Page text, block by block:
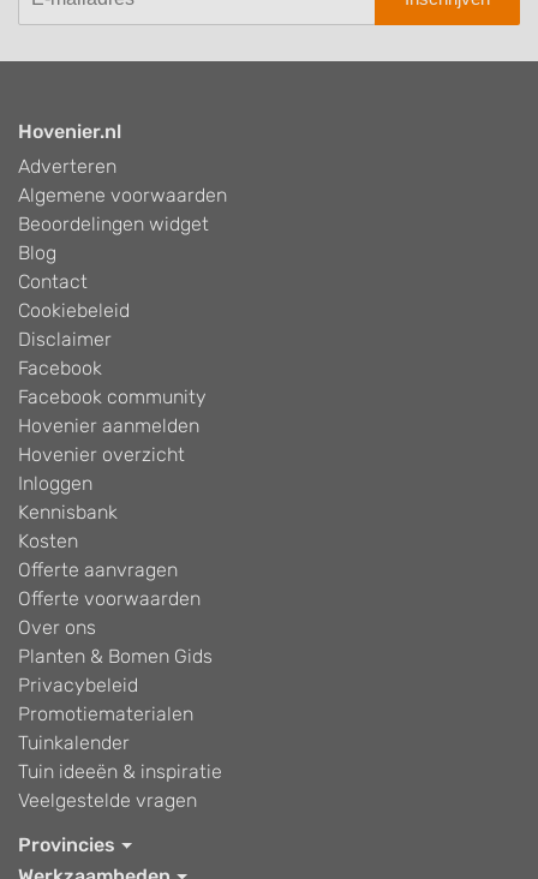
Hovenier.nl
Adverteren
Algemene voorwaarden
Beoordelingen widget
Blog
Contact
Cookiebeleid
Disclaimer
Facebook
Facebook community
Hovenier aanmelden
Hovenier overzicht
Inloggen
Kennisbank
Kosten
Offerte aanvragen
Offerte voorwaarden
Over ons
Planten & Bomen Gids
Privacybeleid
Promotiematerialen
Tuinkalender
Tuin ideeën & inspiratie
Veelgestelde vragen
Provincies